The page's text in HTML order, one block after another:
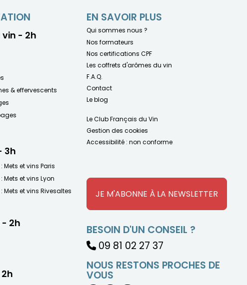
- 2h
& effervescents
3h
et vins Paris
et vins Lyon
et vins Rivesaltes
2h
EN SAVOIR PLUS
Qui sommes nous ?
Nos formateurs
Nos certifications CPF
Les coffrets d'arômes du vin
F.A.Q.
Contact
Le blog
Le Club Français du Vin
Gestion des cookies
Accessibilité : non conforme
JE M'ABONNE À LA NEWSLETTER
BESOIN D'UN CONSEIL ?
09 81 02 27 37
NOUS RESTONS PROCHES DE
VOUS